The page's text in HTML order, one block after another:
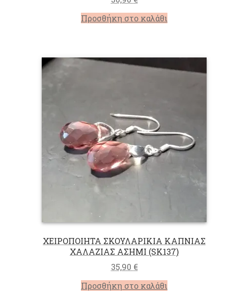
Προσθήκη στο καλάθι
ΧΕΙΡΟΠΟΙΗΤΑ ΣΚΟΥΛΑΡΙΚΙΑ ΚΑΠΝΙΑΣ
ΧΑΛΑΖΙΑΣ ΑΣΗΜΙ (SK137)
35,90 €
Προσθήκη στο καλάθι